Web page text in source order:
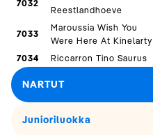
7032
Reestlandhoeve
7033
Maroussia Wish You
Were Here At Kinelarty
7034 Riccarron Tino Saurus
NARTUT
Junioriluokka